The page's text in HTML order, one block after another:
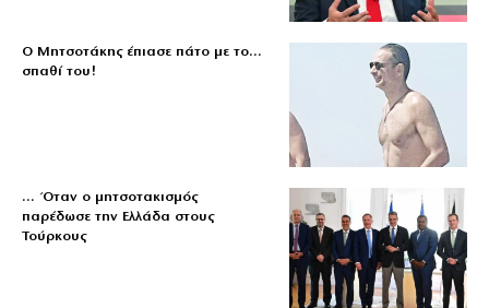
Ο Μητσοτάκης έπιασε πάτο με το…
σπαθί του!
… Όταν ο μητσοτακισμός
παρέδωσε την Ελλάδα στους
Τούρκους